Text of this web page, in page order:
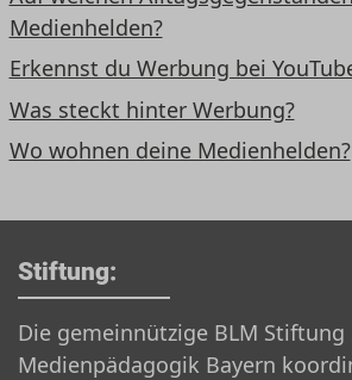
Medienhelden?
Erkennst du Werbung bei
Was steckt hinter Werbung?
Wo wohnen deine Medienhelden?
Stiftung:
Die gemeinnützige BLM Stiftung
Medienpädagogik Bayern